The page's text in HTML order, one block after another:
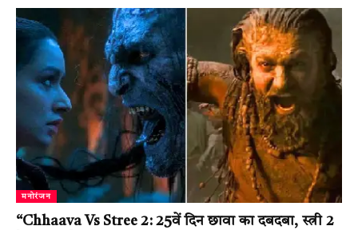
मनोरंजन
“Chhaava Vs Stree 2: 25वें दिन छावा का दबदबा, स्त्री 2